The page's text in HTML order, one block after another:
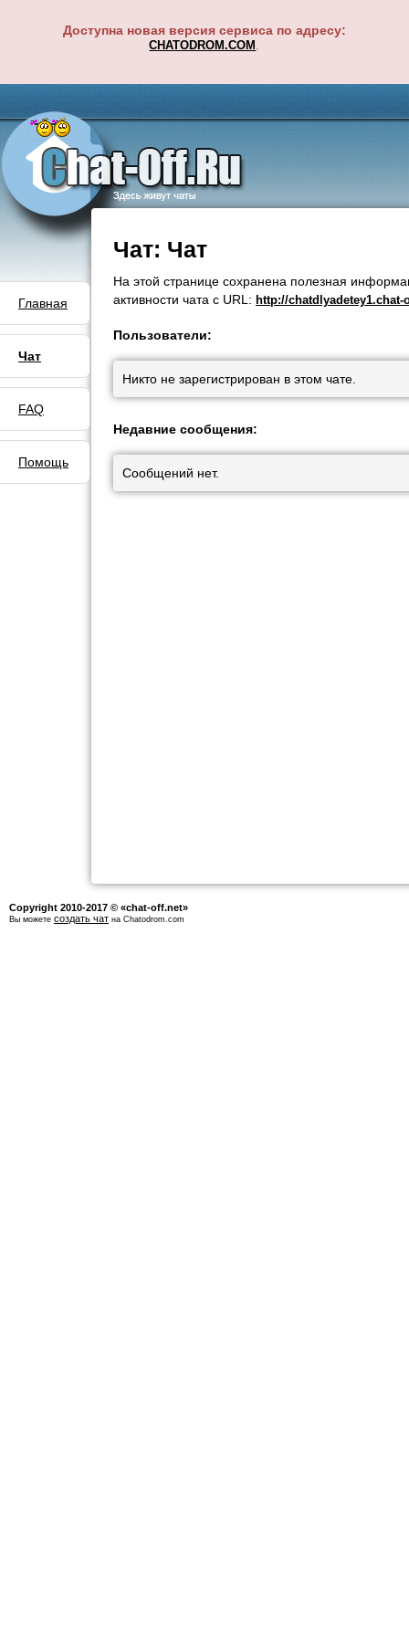
Доступна новая версия сервиса по адресу:
CHATODROM.COM
Главная
Чат
FAQ
Помощь
Чат: Чaт
На этой странице сохранена полезная
активности чата с URL: http://chatdlyadetey1.chat-
Пользователи:
Никто не зарегистрирован в этом чате.
Недавние сообщения:
Сообщений нет.
Copyright 2010-2017 © «chat-off.net»
Вы можете создать чат на Chatodrom.com